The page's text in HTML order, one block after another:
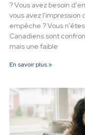
? Vous avez besoin
vous avez l'impression
empêche ? Vous
Canadiens sont
mais une faible
En savoir plus »